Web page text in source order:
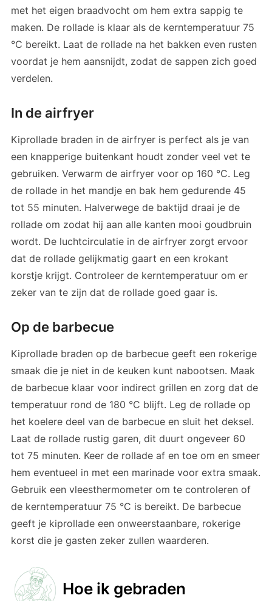
met het eigen braadvocht om hem extra sappig te
maken. De rollade is klaar als de kerntemperatuur 75
°C bereikt. Laat de rollade na het bakken even rusten
voordat je hem aansnijdt, zodat de sappen zich goed
verdelen.
In de airfryer
Kiprollade braden in de airfryer is perfect als je van
een knapperige buitenkant houdt zonder veel vet te
gebruiken. Verwarm de airfryer voor op 160 °C. Leg
de rollade in het mandje en bak hem gedurende 45
tot 55 minuten. Halverwege de baktijd draai je de
rollade om zodat hij aan alle kanten mooi goudbruin
wordt. De luchtcirculatie in de airfryer zorgt ervoor
dat de rollade gelijkmatig gaart en een krokant
korstje krijgt. Controleer de kerntemperatuur om er
zeker van te zijn dat de rollade goed gaar is.
Op de barbecue
Kiprollade braden op de barbecue geeft een rokerige
smaak die je niet in de keuken kunt nabootsen. Maak
de barbecue klaar voor indirect grillen en zorg dat de
temperatuur rond de 180 °C blijft. Leg de rollade op
het koelere deel van de barbecue en sluit het deksel.
Laat de rollade rustig garen, dit duurt ongeveer 60
tot 75 minuten. Keer de rollade af en toe om en smeer
hem eventueel in met een marinade voor extra smaak.
Gebruik een vleesthermometer om te controleren of
de kerntemperatuur 75 °C is bereikt. De barbecue
geeft je kiprollade een onweerstaanbare, rokerige
korst die je gasten zeker zullen waarderen.
Hoe ik gebraden